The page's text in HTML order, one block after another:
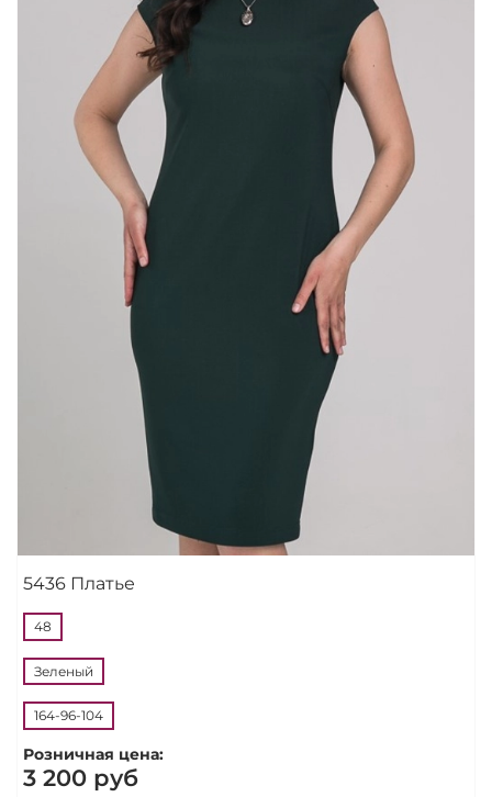
5436 Платье
48
Зеленый
164-96-104
Розничная цена:
3 200 руб